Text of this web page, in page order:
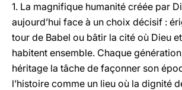
1. La magnifique humanité créée par
aujourd’hui face à un choix décisif :
tour de Babel ou bâtir la cité où Dieu
habitent ensemble. Chaque
héritage la tâche de façonner son
l’histoire comme un lieu où la dignité